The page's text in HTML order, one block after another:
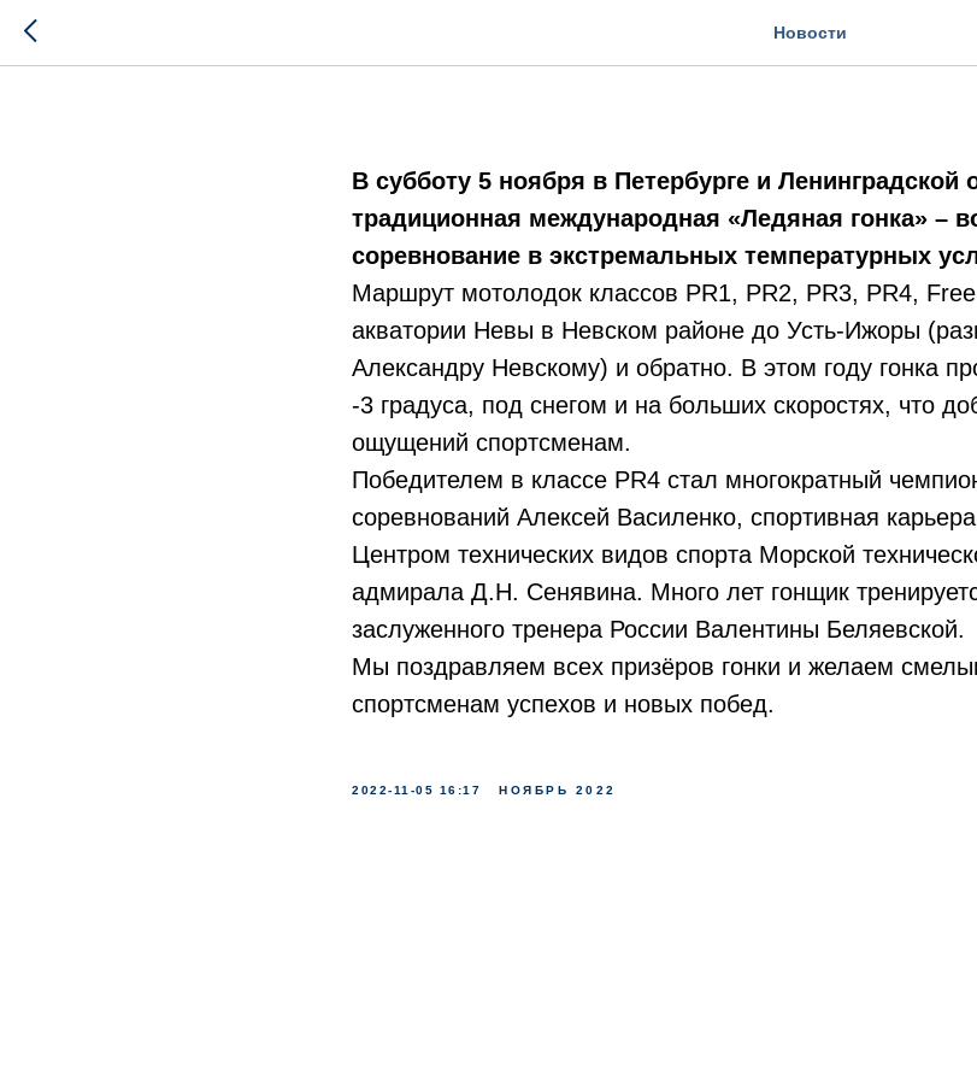
Новости
В субботу 5 ноября в Петербурге и Ленинградской
традиционная международная «Ледяная гонка» –
соревнование в экстремальных температурных
Маршрут мотолодок классов PR1, PR2, PR3, PR4, Free
акватории Невы в Невском районе до Усть-Ижоры
Александру Невскому) и обратно. В этом году гонка
-3 градуса, под снегом и на больших скоростях, что
ощущений спортсменам.
Победителем в классе PR4 стал многократный
соревнований Алексей Василенко, спортивная
Центром технических видов спорта Морской
адмирала Д.Н. Сенявина. Много лет гонщик
заслуженного тренера России Валентины Беляевской.
Мы поздравляем всех призёров гонки и желаем
спортсменам успехов и новых побед.
2022-11-05 16:17 НОЯБРЬ 2022